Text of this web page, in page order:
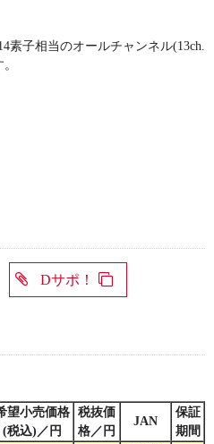
素子相当のオールチャンネル(13ch.
Dサポ！
望小売価格
(税込)／円
税抜価
格／円
JAN
保証
期間